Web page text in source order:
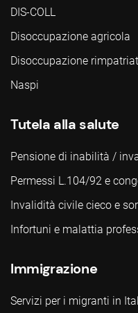
DIS-COLL
Disoccupazione agricola
Disoccupazione
Naspi
Tutela alla salute
Pensione di inabilità /
Permessi L.104/92 e
Invalidità civile cieco e
Infortuni e malattia
Immigrazione
Servizi per i migranti in